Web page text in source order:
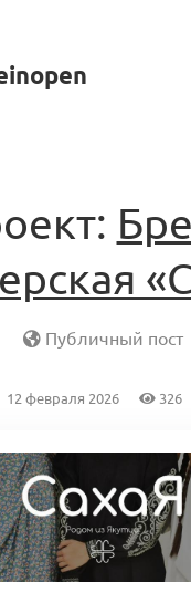
Публичный пост
12 февраля 2026 326